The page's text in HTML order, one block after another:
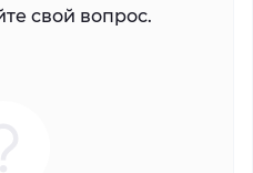
свой вопрос.